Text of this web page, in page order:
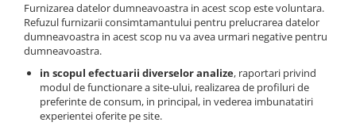
Furnizarea datelor dumneavoastra in acest scop este voluntara.
Refuzul furnizarii consimtamantului pentru prelucrarea datelor
dumneavoastra in acest scop nu va avea urmari negative pentru
dumneavoastra.
in scopul efectuarii diverselor analize, raportari privind
modul de functionare a site-ului, realizarea de profiluri de
preferinte de consum, in principal, in vederea imbunatatiri
experientei oferite pe site.